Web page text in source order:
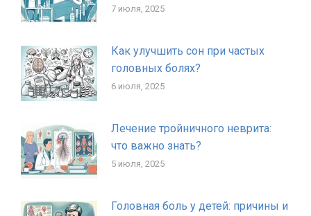
7 июля, 2025
Как улучшить сон при частых
головных болях?
6 июля, 2025
Лечение тройничного неврита:
что важно знать?
5 июля, 2025
Головная боль у детей: причины и